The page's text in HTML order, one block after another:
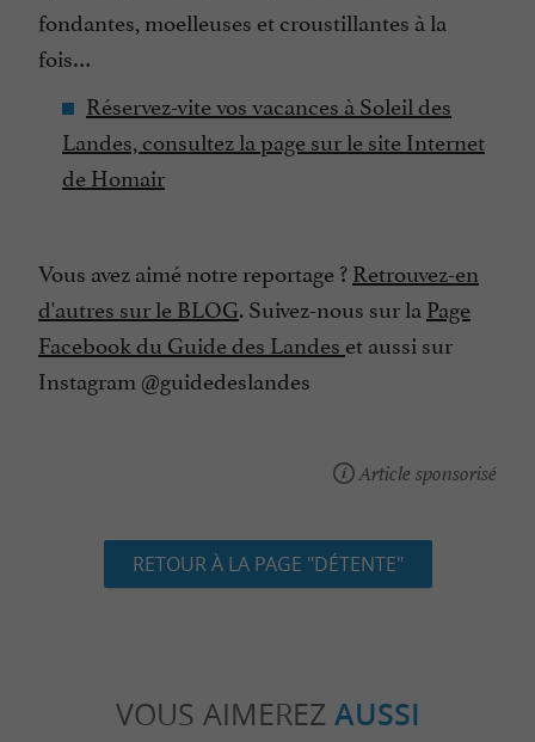
fondantes, moelleuses et croustillantes à la
fois…
Réservez-vite vos vacances à Soleil des
Landes, consultez la page sur le site Internet
de Homair
Vous avez aimé notre reportage ?Retrouvez-en
d'autres sur le BLOG. Suivez-nous sur la Page
Facebook du Guide des Landes et aussi sur
Instagram @guidedeslandes
Article sponsorisé
RETOUR À LA PAGE "DÉTENTE"
VOUS AIMEREZ AUSSI